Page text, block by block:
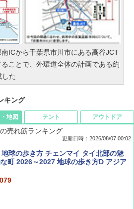
ICから千葉県市川市にある高谷JCT
ことで、外環道全体の計画である約
た
キング
ズニーファン ２０２６年 ９月号 [雑
ＩＳＮＥＹ ＦＡＮ)
地図
売れ筋ランキング
更新日時：2026/08/07 00:02
地球の歩き方 チェンマイ タイ北部の魅
町 2026～2027 地球の歩き方D アジア
テント アウトドア